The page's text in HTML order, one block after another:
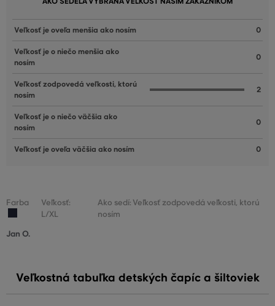
Veľkosť je oveľa menšia ako nosím 0
Veľkosť je o niečo menšia ako
nosím
0
Veľkosť zodpovedá veľkosti, ktorú
nosím
2
Veľkosť je o niečo väčšia ako
nosím
0
Veľkosť je oveľa väčšia ako nosím 0
Farba
Veľkosť:
L/XL
Ako sedí: Veľkosť zodpovedá veľkosti, ktorú
nosím
Jan O.
Veľkostná tabuľka detských čapíc a šiltoviek